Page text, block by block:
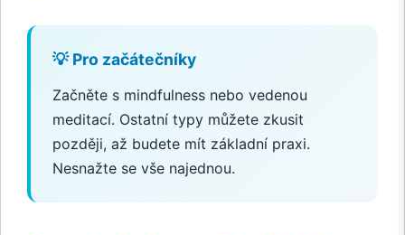
💡 Pro začátečníky
Začněte s mindfulness nebo vedenou
meditací. Ostatní typy můžete zkusit
později, až budete mít základní praxi.
Nesnažte se vše najednou.